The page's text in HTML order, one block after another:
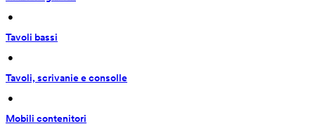
•
Tavoli bassi
•
Tavoli, scrivanie e consolle
•
Mobili contenitori